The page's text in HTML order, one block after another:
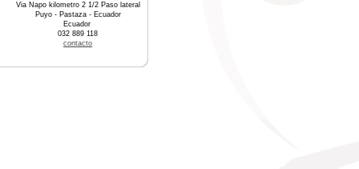
Via Napo kilometro 2 1/2 Paso lateral
Puyo - Pastaza - Ecuador
Ecuador
032 889 118
contacto